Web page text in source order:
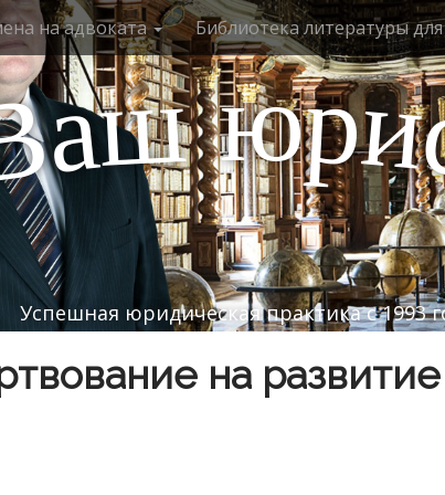
на адвоката Библиотека литературы
аш юри
Успешная юридическая практика с 1993
на